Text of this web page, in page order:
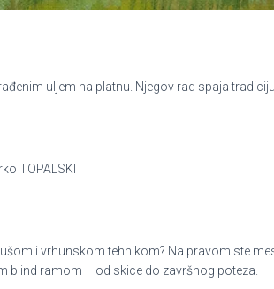
uljem na platnu. Njegov rad spaja
TOPALSKI
i vrhunskom tehnikom? Na pravom ste
blind ramom – od skice do završnog poteza.